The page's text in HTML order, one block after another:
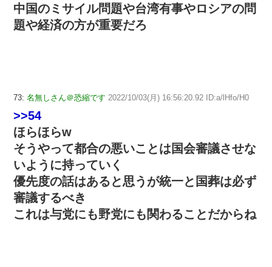
中国のミサイル問題や台湾有事やロシアの問
題や経済の方が重要だろ
73: 名無しさん＠恐縮です 2022/10/03(月) 16:56:20.92 ID:a/lHfo/H0
>>54
ほらほらw
そうやって都合の悪いことは国会審議させな
いように持っていく
優先度の話はあると思うが統一と国葬は必ず
審議するべき
これは与党にも野党にも関わることだからね